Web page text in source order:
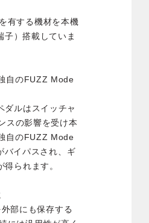
有する機材を本機
）搭載していま
自のFUZZ Mode
ダルはスイッチャ
スの影響を受け本
自のFUZZ Mode
バイパスされ、ギ
られます。
部にも保存する